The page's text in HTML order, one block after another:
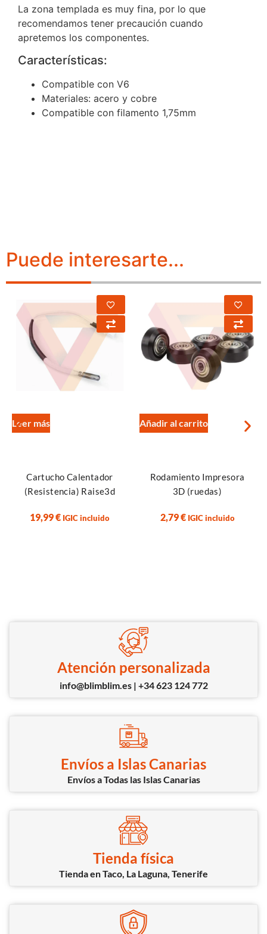
La zona templada es muy fina, por lo que
recomendamos tener precaución cuando
apretemos los componentes.
Características:
Compatible con V6
Materiales: acero y cobre
Compatible con filamento 1,75mm
Puede interesarte...
Leer más
Cartucho Calentador
(Resistencia) Raise3d
19,99€ IGIC incluido
Añadir al carrito
Rodamiento Impresora
3D (ruedas)
2,79€ IGIC incluido
Atención personalizada
info@blimblim.es | +34 623 124 772
Envíos a Islas Canarias
Envíos a Todas las Islas Canarias
Tienda física
Tienda en Taco, La Laguna, Tenerife